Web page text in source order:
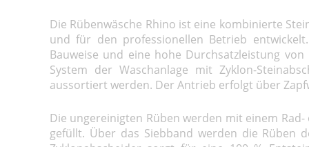
Zebra, Moose
Die Rübenwäsche Rhino ist eine kombinierte
und für den professionellen Betrieb
Bauweise und eine hohe Durchsatzleistung
System der Waschanlage mit Zyklon-
aussortiert werden. Der Antrieb erfolgt über
Die ungereinigten Rüben werden mit einem
gefüllt. Über das Siebband werden die Rüben